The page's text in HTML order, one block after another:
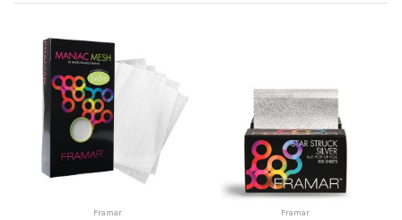
Framar Framar